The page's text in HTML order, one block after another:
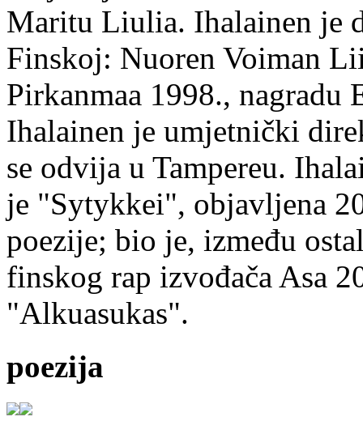
Maritu Liulia. Ihalainen je
Finskoj: Nuoren Voiman
Pirkanmaa 1998.,
Ihalainen je umjetnički
se odvija u Tampereu.
je "Sytykkei", objavljena
poezije; bio je, između
finskog rap izvođača Asa
"Alkuasukas".
poezija